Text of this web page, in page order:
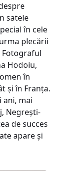
satele
în cele
plecării
Hodoiu,
în
şi în Franţa.
ani, mai
Negreşti-
de succes
apare şi